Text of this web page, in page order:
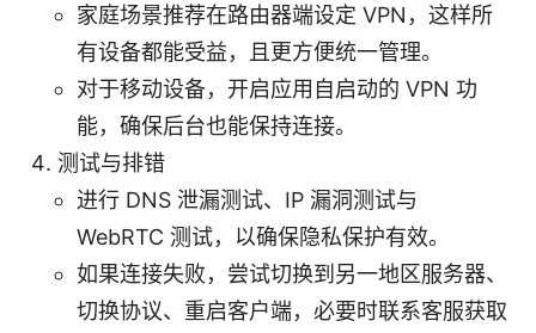
家庭场景推荐在路由器端设定 VPN，这样所
有设备都能受益，且更方便统一管理。
对于移动设备，开启应用自启动的 VPN 功
能，确保后台也能保持连接。
测试与排错
进行 DNS 泄漏测试、IP 漏洞测试与
WebRTC 测试，以确保隐私保护有效。
如果连接失败，尝试切换到另一地区服务器、
切换协议、重启客户端，必要时联系客服获取